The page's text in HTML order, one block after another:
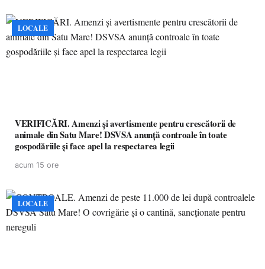
LOCALE
VERIFICĂRI. Amenzi și avertismente pentru crescătorii de
animale din Satu Mare! DSVSA anunță controale în toate
gospodăriile și face apel la respectarea legii
acum 15 ore
LOCALE